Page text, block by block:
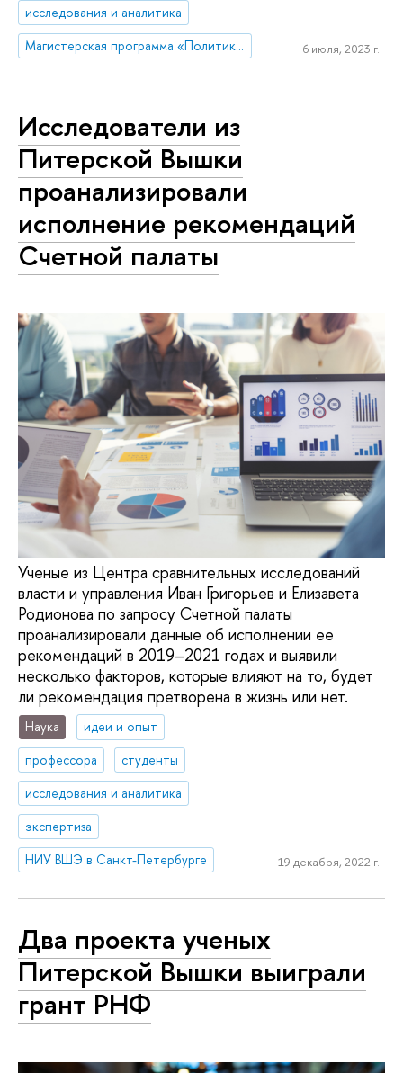
исследования и аналитика
Магистерская программа «Политика и глобальное управление в Евразии»
6 июля, 2023 г.
Исследователи из
Питерской Вышки
проанализировали
исполнение рекомендаций
Счетной палаты
Ученые из Центра сравнительных исследований
власти и управления Иван Григорьев и Елизавета
Родионова по запросу Счетной палаты
проанализировали данные об исполнении ее
рекомендаций в 2019–2021 годах и выявили
несколько факторов, которые влияют на то, будет
ли рекомендация претворена в жизнь или нет.
Наука
идеи и опыт
профессора
студенты
исследования и аналитика
экспертиза
НИУ ВШЭ в Санкт-Петербурге
19 декабря, 2022 г.
Два проекта ученых
Питерской Вышки выиграли
грант РНФ